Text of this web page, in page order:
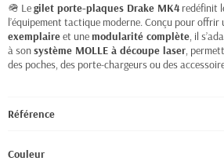
🪖 Legilet porte-plaques Drake MK4 redéfinit
l’équipement tactique moderne. Conçu pour offrir
exemplaireet unemodularité complète, il
à sonsystème MOLLE à découpe laser,
des poches, des porte-chargeurs ou des
Référence
Couleur